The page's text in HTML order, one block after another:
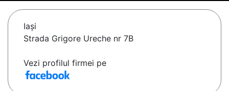
Iaşi
Strada Grigore Ureche nr 7B
Vezi profilul firmei pe